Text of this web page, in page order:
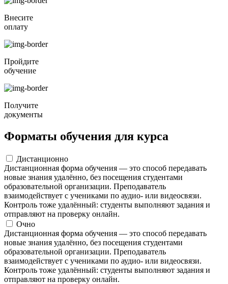
Внесите
оплату
Пройдите
обучение
Получите
документы
Форматы обучения для курса
Дистанционно
Дистанционная форма обучения — это способ передавать
новые знания удалённо, без посещения студентами
образовательной организации. Преподаватель
взаимодействует с учениками по аудио- или видеосвязи.
Контроль тоже удалённый: студенты выполняют задания и
отправляют на проверку онлайн.
Очно
Дистанционная форма обучения — это способ передавать
новые знания удалённо, без посещения студентами
образовательной организации. Преподаватель
взаимодействует с учениками по аудио- или видеосвязи.
Контроль тоже удалённый: студенты выполняют задания и
отправляют на проверку онлайн.